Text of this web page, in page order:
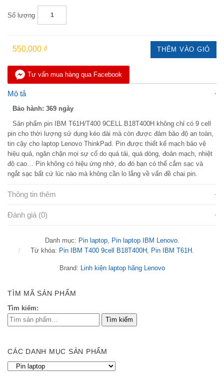
Số lượng
550,000 ₫ THÊM VÀO GIỎ
Tư vấn mua hàng qua Facebook
Mô tả
Bảo hành: 369 ngày
Sản phẩm pin IBM T61H/T400 9CELL B18T400H không chỉ có 9 cell
pin cho thời lượng sử dụng kéo dài mà còn được đảm bảo độ an toàn,
tin cậy cho laptop Lenovo ThinkPad. Pin được thiết kế mạch bảo vệ
hiệu quả, ngăn chặn mọi sự cố do quá tải, quá dòng, đoản mạch, nhiệt
độ cao… Pin không có hiệu ứng nhớ, do đó bạn có thể cắm sạc và
ngắt sạc bất cứ lúc nào mà không cần lo lắng về vấn đề chai pin.
Thông tin thêm
Đánh giá (0)
Danh mục: Pin laptop, Pin laptop IBM Lenovo.
Từ khóa: Pin IBM T400 9cell B18T400H, Pin IBM T61H.
Brand: Linh kiện laptop hãng Lenovo
TÌM MÃ SẢN PHẨM
Tìm kiếm:
CÁC DANH MỤC SẢN PHẨM